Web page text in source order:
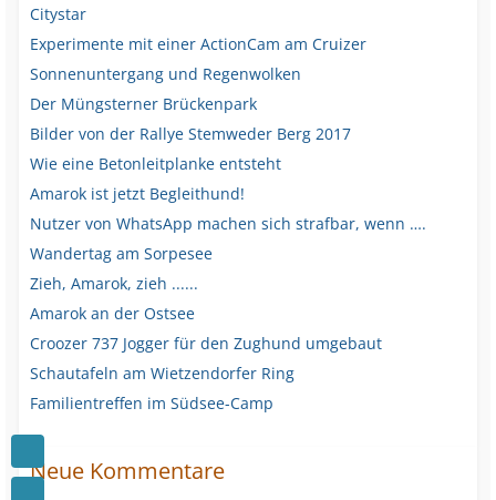
Citystar
Experimente mit einer ActionCam am Cruizer
Sonnenuntergang und Regenwolken
Der Müngsterner Brückenpark
Bilder von der Rallye Stemweder Berg 2017
Wie eine Betonleitplanke entsteht
Amarok ist jetzt Begleithund!
Nutzer von WhatsApp machen sich strafbar, wenn ….
Wandertag am Sorpesee
Zieh, Amarok, zieh ......
Amarok an der Ostsee
Croozer 737 Jogger für den Zughund umgebaut
Schautafeln am Wietzendorfer Ring
Familientreffen im Südsee-Camp
Neue Kommentare